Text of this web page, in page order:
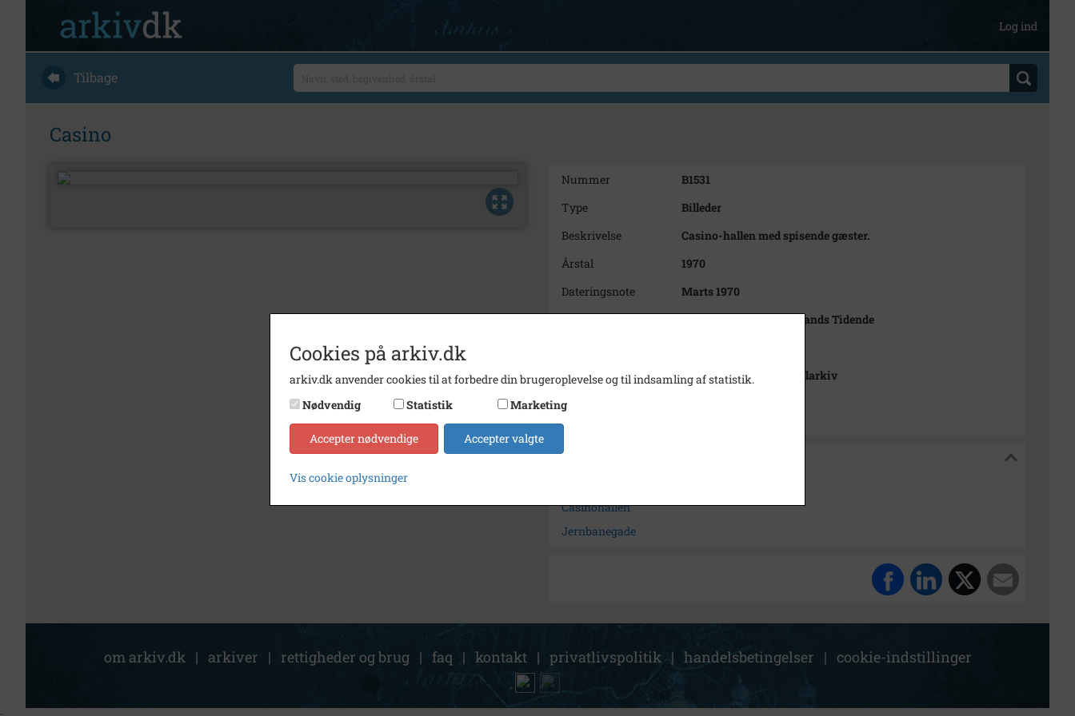
Log ind
Tilbage
Casino
Nummer
B1531
Type
Billeder
Beskrivelse
Casino-hallen med spisende gæster.
Årstal
1970
Dateringsnote
Marts 1970
Fotograf
Steen Rasmussen Sjællands Tidende
Arkiv
Slagelse Stads- og Lokalarkiv
Søg videre i Slagelse Stads- og Lokalarkiv
Casinohallen
Jernbanegade
om arkiv.dk | arkiver | rettigheder og brug | faq | kontakt | privatlivspolitik | handelsbetingelser | cookie-indstillinger
Cookies på arkiv.dk
arkiv.dk anvender cookies til at forbedre din brugeroplevelse og til indsamling af statistik.
Nødvendig
Statistik Marketing
Accepter nødvendige Accepter valgte
Vis cookie oplysninger